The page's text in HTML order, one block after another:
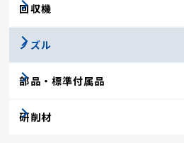
回収機
ノズル
部品・標準付属品
研削材